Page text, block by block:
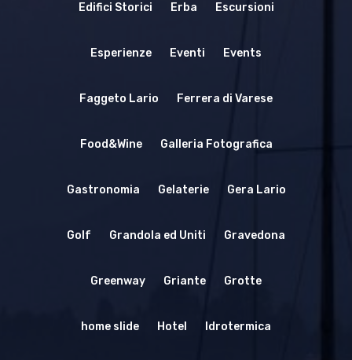
Edifici Storici Erba Escursioni
Esperienze Eventi Events
Faggeto Lario Ferrera di Varese
Food&Wine Galleria Fotografica
Gastronomia Gelaterie Gera Lario
Golf Grandola ed Uniti Gravedona
Greenway Griante Grotte
home slide Hotel Idrotermica